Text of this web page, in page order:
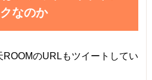
なのか
のURLもツイートしてい